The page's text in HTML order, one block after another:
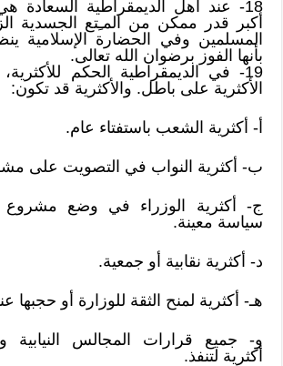
18- عند أهل الديمقراطية
أكبر قدر ممكن من المـِتع الجسدية
المسلمين وفي الحضارة الإسلامية
بأنها الفوز برضوان الله تعالى.
19- في الديمقراطية الحكم
الأكثرية على باطل. والأكثرية قد تكون:
أ- أكثرية الشعب باستفتاء عام.
ب- أكثرية النواب في التصويت على
ج- أكثرية الوزراء في وضع مشروع
سياسة معينة.
د- أكثرية نقابية أو جمعية.
هـ- أكثرية لمنح الثقة للوزارة أو حجبها
و- جميع قرارات المجالس النيابية
أكثرية لتنفذ.